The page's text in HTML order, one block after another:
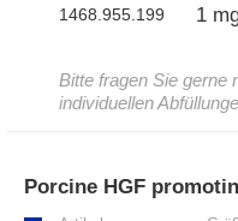
1468.955.199 1
Bitte fragen Sie gerne
individuellen
Porcine HGF